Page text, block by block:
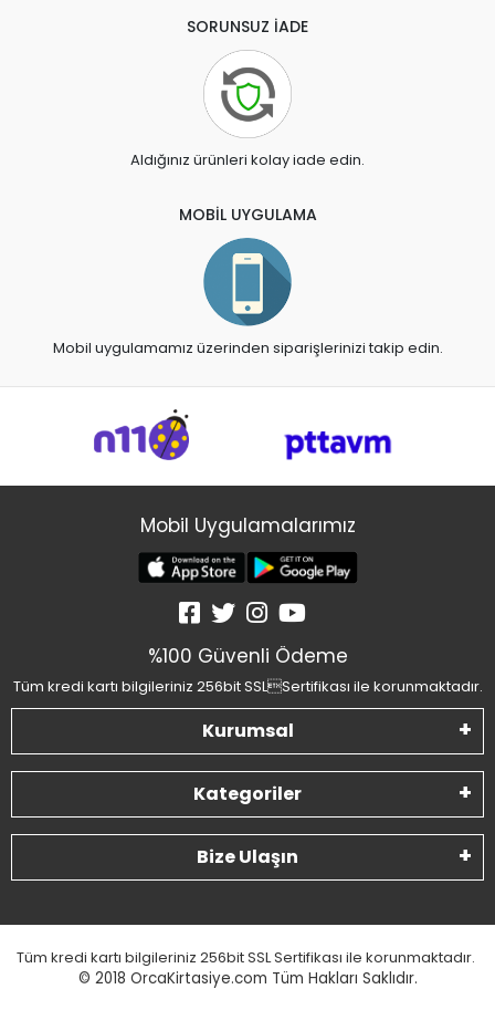
SORUNSUZ İADE
Aldığınız ürünleri kolay iade edin.
MOBİL UYGULAMA
Mobil uygulamamız üzerinden siparişlerinizi takip edin.
Mobil Uygulamalarımız
%100 Güvenli Ödeme
Tüm kredi kartı bilgileriniz 256bit SSLSertifikası ile korunmaktadır.
Kurumsal
Kategoriler
Bize Ulaşın
Tüm kredi kartı bilgileriniz 256bit SSL Sertifikası ile korunmaktadır.
© 2018 OrcaKirtasiye.com Tüm Hakları Saklıdır.